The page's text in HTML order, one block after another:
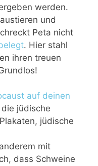
werden.
und
Peta nicht
. Hier stahl
ihren treuen
auf deinen
jüdische
jüdische
mit
dass Schweine